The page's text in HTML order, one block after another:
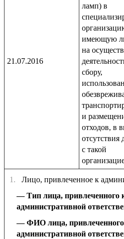
21.07.2016
ламп) в
имеющую
на
сбору,
и
отходов, в
отсутствия
с такой
1.
Лицо, привлеченное к
Тип лица, привлеченного
административной
ФИО лица,
административной